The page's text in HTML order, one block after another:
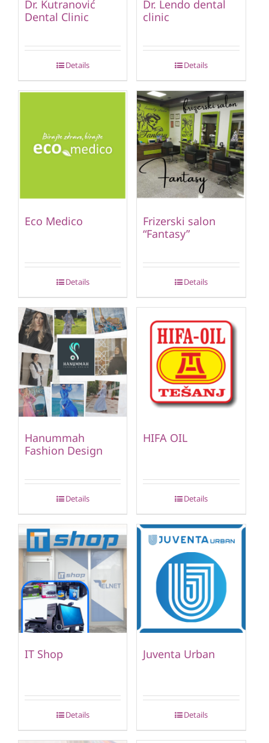
Dr. Kutranović
Dental Clinic
Details
Dr. Lendo dental
clinic
Details
Eco Medico
Details
Frizerski salon
“Fantasy”
Details
Hanummah
Fashion Design
Details
HIFA OIL
Details
IT Shop
Details
Juventa Urban
Details